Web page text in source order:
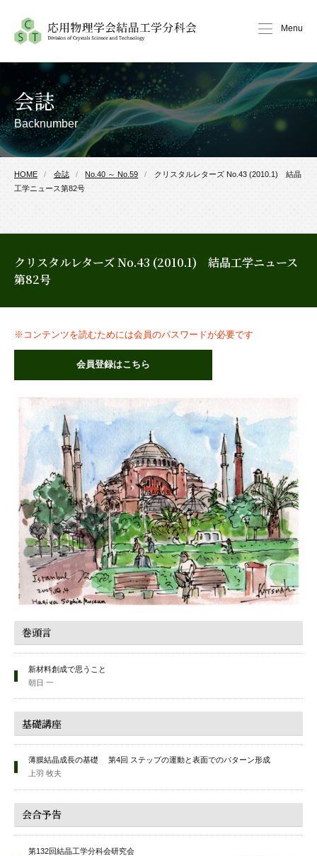
Menu
Backnumber
会誌
HOME 会誌 No.40 ～ No.59
クリスタルレターズ No.43 (2010.1) 結晶
工学ニュース第82号
クリスタルレターズ No.43 (2010.1) 結晶工学ニュース
第82号
※コンテンツを読むためには会員のパスワードが必要です
会員登録はこちら
巻頭言
新材料創成で思うこと
朝日 一
基礎講座
薄膜結晶成長の基礎 第4回 ステップの運動と表面でのパターン形成
上羽 牧夫
会合予告
第132回結晶工学分科会研究会